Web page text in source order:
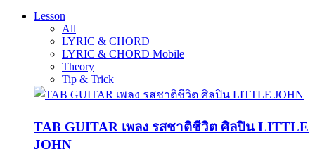
Lesson
All
LYRIC & CHORD
LYRIC & CHORD Mobile
Theory
Tip & Trick
TAB GUITAR เพลง รสชาติชีวิต ศิลปิน LITTLE
JOHN